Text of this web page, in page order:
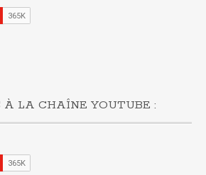
À LA CHAÎNE YOUTUBE :